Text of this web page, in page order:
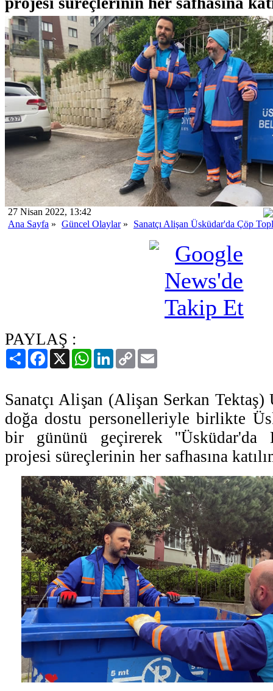
27 Nisan 2022, 13:42
Ana Sayfa » Güncel Olaylar» Sanatçı Alişan Üsküdar'da Çöp
PAYLAŞ :
PaylaşFacebook
X WhatsAppLinkedIn
Copy
Link
Sanatçı Alişan (Alişan Serkan
doğa dostu personelleriyle birlikte
bir gününü geçirerek ''Üsküdar'da
projesi süreçlerinin her safhasına